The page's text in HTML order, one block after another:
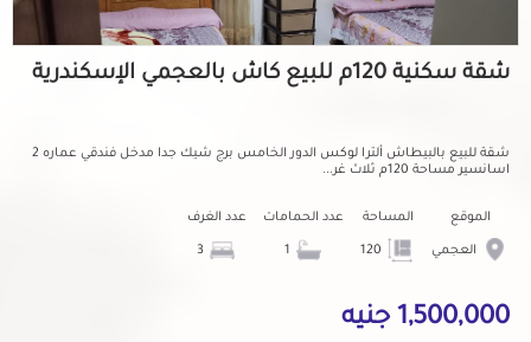
شقة سكنية 120م للبيع كاش بالعجمي الإسكندرية
شقة للبيع بالبيطاش ألترا لوكس الدور الخامس برج شيك جدا مدخل فندقي عماره 2
اسانسير مساحة 120م ثلاث غر...
الموقع
العجمي
المساحة عدد الحمامات عدد الغرف
1,500,000 جنيه